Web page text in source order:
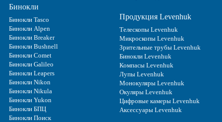
Бинокли
Бинокли Tasco
Бинокли Alpen
Бинокли Breaker
Бинокли Bushnell
Бинокли Comet
Бинокли Galileo
Бинокли Leapers
Бинокли Nikon
Бинокли Nikula
Бинокли Yukon
Бинокли БПЦ
Бинокли Поиск
Продукция Levenhuk
Телескопы Levenhuk
Микроскопы Levenhuk
Зрительные трубы Levenhuk
Бинокли Levenhuk
Компасы Levenhuk
Лупы Levenhuk
Монокуляры Levenhuk
Окуляры Levenhuk
Цифровые камеры Levenhuk
Аксессуары Levenhuk